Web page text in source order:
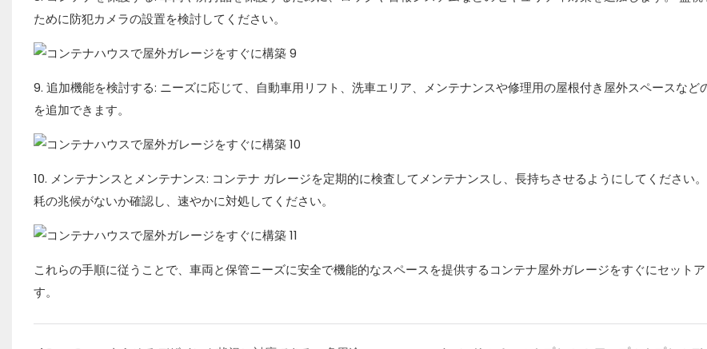
ために防犯カメラの設置を検討してください。
9. 追加機能を検討する: ニーズに応じて、自動車用リフト、洗車エリア、メンテナンスや修理用の屋根付き屋外スペースなど
を追加できます。
10. メンテナンスとメンテナンス: コンテナ ガレージを定期的に検査してメンテナンスし、長持ちさせるようにしてください
耗の兆候がないか確認し、速やかに対処してください。
これらの手順に従うことで、車両と保管ニーズに安全で機能的なスペースを提供するコンテナ屋外ガレージをすぐにセット
す。